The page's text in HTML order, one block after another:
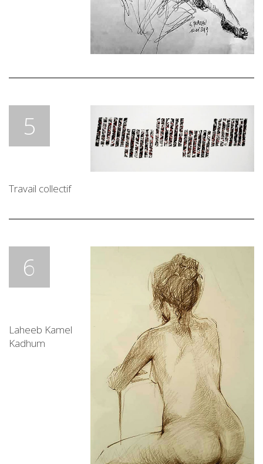
5
Travail collectif
6
Laheeb Kamel
Kadhum